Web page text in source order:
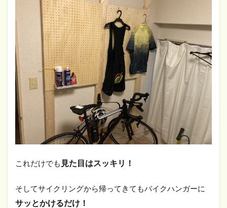
これだけでも 見た目はスッキリ！
そしてサイクリングから帰ってきてもバイクハンガーに
サッとかけるだけ！